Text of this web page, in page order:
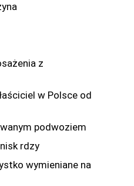
z
w Polsce od
podwoziem
rdzy
wymieniane na